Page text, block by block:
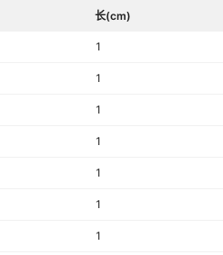
长(cm)
1
1
1
1
1
1
1